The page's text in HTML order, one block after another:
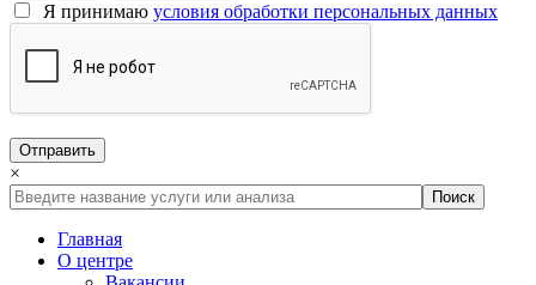
Я принимаю условия обработки персональных данных
×
Главная
О центре